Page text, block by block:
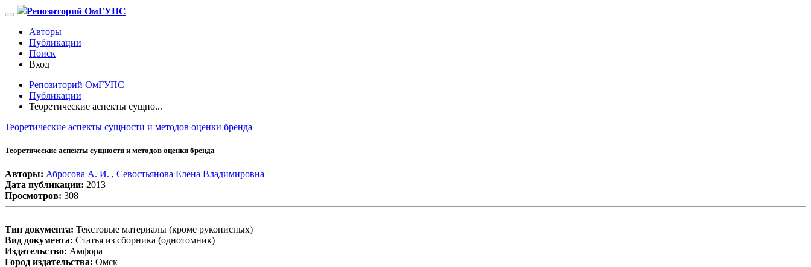
Репозиторий ОмГУПС
Авторы
Публикации
Поиск
Вход
Репозиторий ОмГУПС
Публикации
Теоретические аспекты сущно...
Теоретические аспекты сущности и методов оценки бренда
Теоретические аспекты сущности и методов оценки бренда
Авторы: Абросова А. И. , Севостьянова Елена Владимировна
Дата публикации: 2013
Просмотров: 308
Тип документа: Текстовые материалы (кроме рукописных)
Вид документа: Статья из сборника (однотомник)
Издательство: Амфора
Город издательства: Омск